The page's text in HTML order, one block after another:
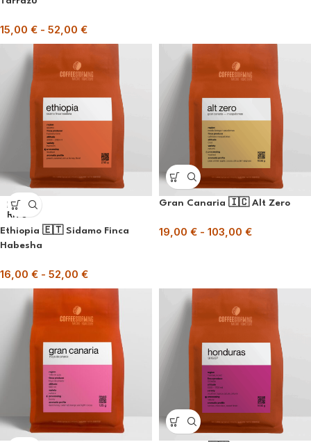
15,00 € - 52,00 €
ESAU
RITO
Ethiopia 🇪🇹 Sidamo Finca
Habesha
16,00 € - 52,00 €
Gran Canaria 🇮🇨 Alt Zero
19,00 € - 103,00 €